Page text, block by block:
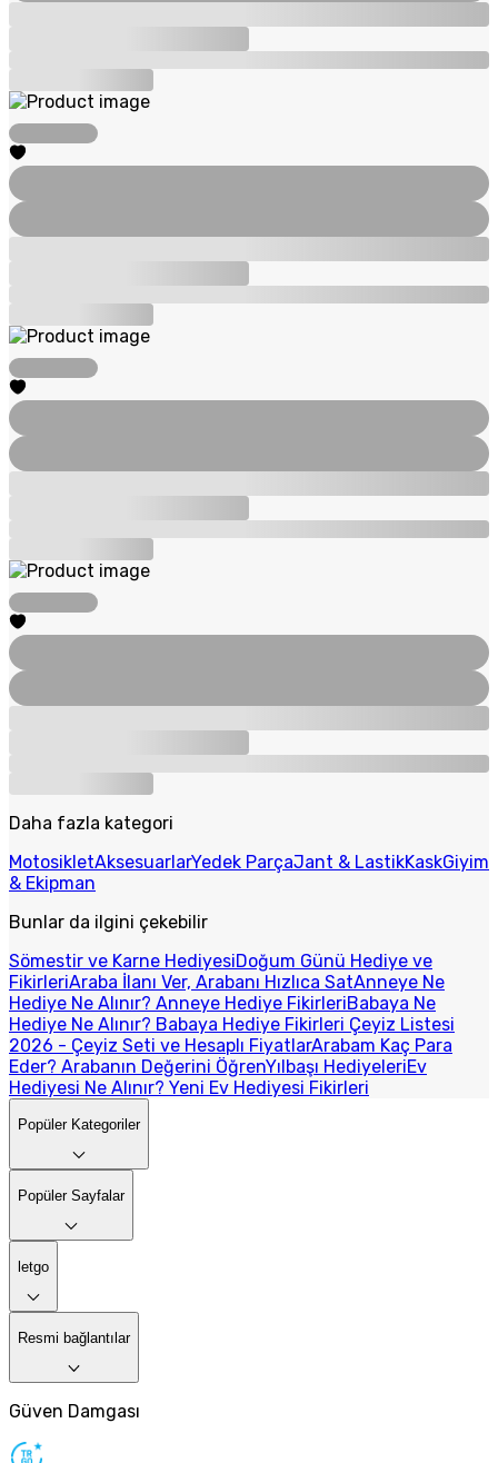
Daha fazla kategori
MotosikletAksesuarlarYedek ParçaJant & LastikKaskGiyim
& Ekipman
Bunlar da ilgini çekebilir
Sömestir ve Karne HediyesiDoğum Günü Hediye ve
FikirleriAraba İlanı Ver, Arabanı Hızlıca SatAnneye Ne
Hediye Ne Alınır? Anneye Hediye FikirleriBabaya Ne
Hediye Ne Alınır? Babaya Hediye Fikirleri Çeyiz Listesi
2026 - Çeyiz Seti ve Hesaplı FiyatlarArabam Kaç Para
Eder? Arabanın Değerini ÖğrenYılbaşı HediyeleriEv
Hediyesi Ne Alınır? Yeni Ev Hediyesi Fikirleri
Popüler Kategoriler
Popüler Sayfalar
letgo
Resmi bağlantılar
Güven Damgası